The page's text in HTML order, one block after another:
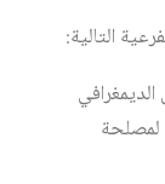
التالية:
لمصلحة